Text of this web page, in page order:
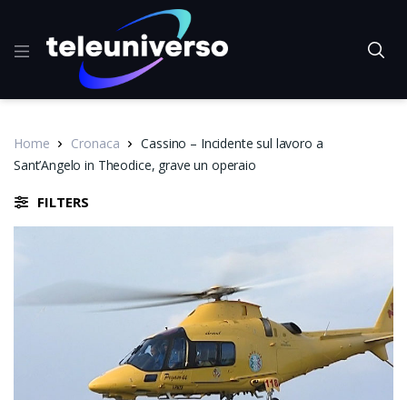
Home Cronaca
Cassino – Incidente sul lavoro a
Sant’Angelo in Theodice, grave un operaio
FILTERS